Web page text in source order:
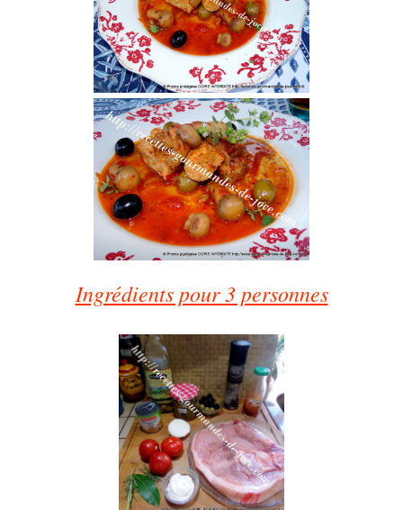
Ingrédients pour 3 personnes